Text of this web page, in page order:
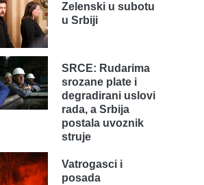
Zelenski u subotu
u Srbiji
SRCE: Rudarima
srozane plate i
degradirani uslovi
rada, a Srbija
postala uvoznik
struje
Vatrogasci i
posada